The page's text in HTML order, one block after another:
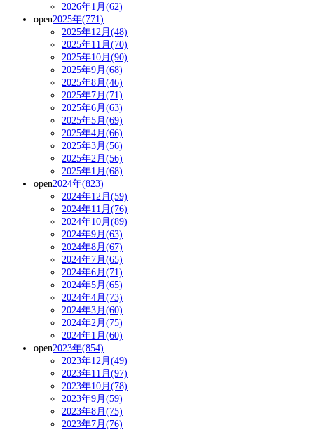
2026年1月(62)
open2025年(771)
2025年12月(48)
2025年11月(70)
2025年10月(90)
2025年9月(68)
2025年8月(46)
2025年7月(71)
2025年6月(63)
2025年5月(69)
2025年4月(66)
2025年3月(56)
2025年2月(56)
2025年1月(68)
open2024年(823)
2024年12月(59)
2024年11月(76)
2024年10月(89)
2024年9月(63)
2024年8月(67)
2024年7月(65)
2024年6月(71)
2024年5月(65)
2024年4月(73)
2024年3月(60)
2024年2月(75)
2024年1月(60)
open2023年(854)
2023年12月(49)
2023年11月(97)
2023年10月(78)
2023年9月(59)
2023年8月(75)
2023年7月(76)